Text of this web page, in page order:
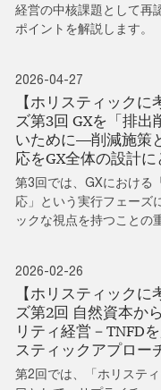
経営の中核課題として再
ポイントを解説します。
2026-04-27
【ホリスティック
ズ第3回 GXを「排
いために―削減施策
応をGX全体の設計
第3回では、GXにおける
応」という実行フェーズ
ックな視点を持つことの
2026-02-26
【ホリスティック
ズ第2回 自然資本か
リティ経営－TNFD
スティックアプロー
第2回では、「ホリステ